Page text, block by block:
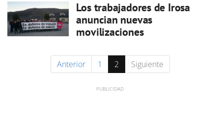
Los trabajadores de Irosa
anuncian nuevas
movilizaciones
Anterior 1 2 Siguiente